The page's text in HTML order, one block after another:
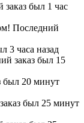
заказ был 1 час
Последний
3 часа назад
заказ был 15
был 20 минут
был 25 минут